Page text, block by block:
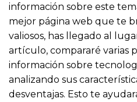
información sobre este
mejor página web que te
valiosos, has llegado al
artículo, compararé varias
información sobre
analizando sus
desventajas. Esto te